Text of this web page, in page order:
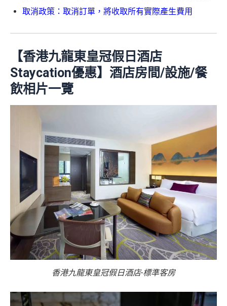
取消政策：取消訂單，將收取所有實際產生費用
【香港九龍東皇冠假日酒店
Staycation優惠】酒店房間/設施/餐
飲相片一覽
香港九龍東皇冠假日酒店-標準客房